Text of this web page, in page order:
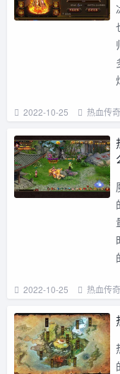
2022-10-25 热血传奇
2022-10-25 热血传奇